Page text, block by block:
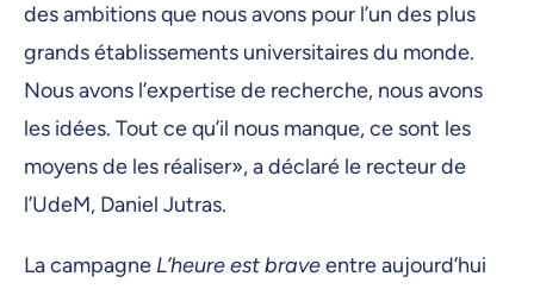
des ambitions que nous avons pour l’un des plus
grands établissements universitaires du monde.
Nous avons l’expertise de recherche, nous avons
les idées. Tout ce qu’il nous manque, ce sont les
moyens de les réaliser», a déclaré le recteur de
l’UdeM, Daniel Jutras.
La campagne L’heure est braveentre aujourd’hui